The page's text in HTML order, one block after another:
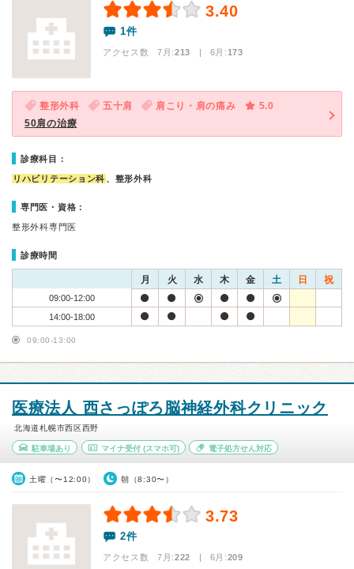
3.40
1件
アクセス数 7月:213 | 6月:173
整形外科 五十肩 肩こり・肩の痛み
5.0
50肩の治療
診療科目：
リハビリテーション科 、整形外科
専門医・資格：
整形外科専門医
診療時間
月 火 水 木 金 土 日 祝
09:00-12:00
14:00-18:00
09:00-13:00
医療法人 西さっぽろ脳神経外科クリニック
北海道札幌市西区西野
駐車場あり マイナ受付(スマホ可) 電子処方せん対応
土曜（〜12:00） 朝（8:30〜）
3.73
2件
アクセス数 7月:222 | 6月:209